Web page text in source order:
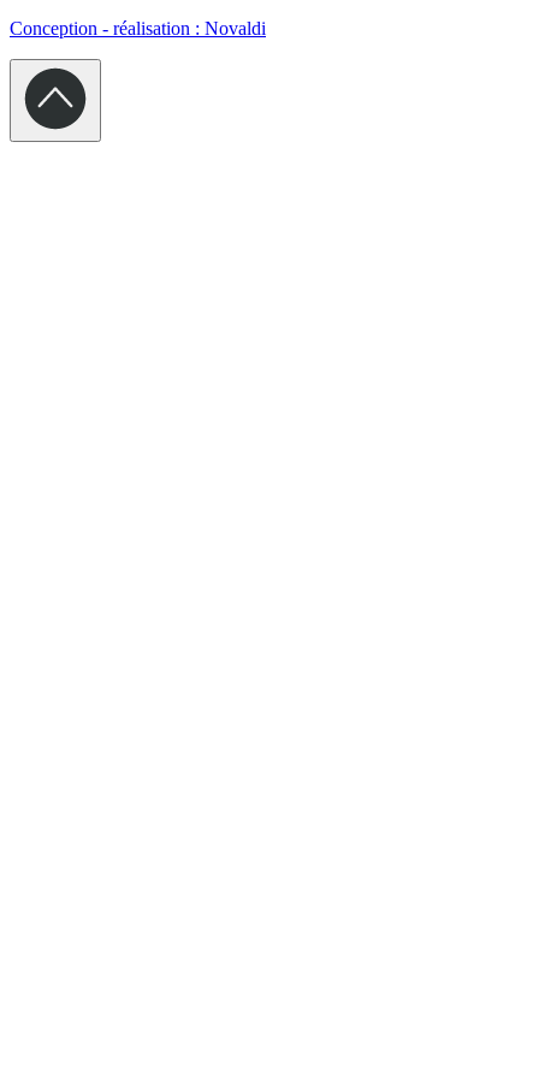
Conception - réalisation : Novaldi